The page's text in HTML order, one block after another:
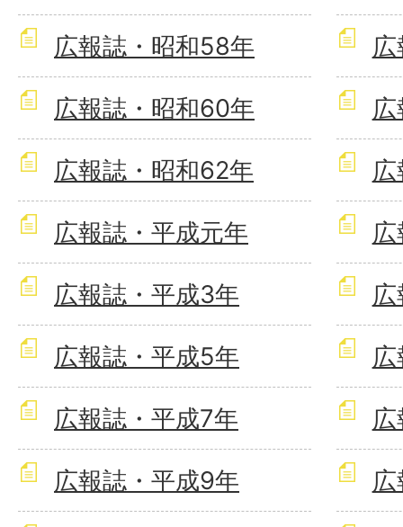
広報誌・昭和58年
広報誌・昭和60年
広報誌・昭和62年
広報誌・平成元年
広報誌・平成3年
広報誌・平成5年
広報誌・平成7年
広報誌・平成9年